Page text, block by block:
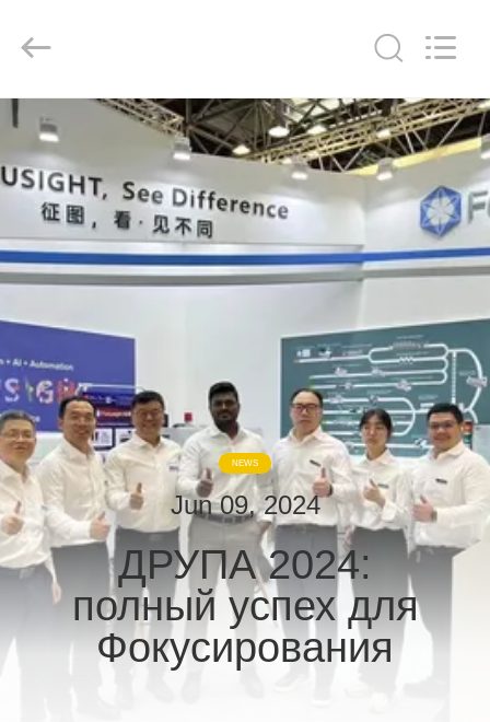
ДОМ
ПРОДУКТЫ
О
НАС
ПУТЕШЕСТВИЕ
ФАБРИКИ
ПРОВЕРКА
КАЧЕСТВА
СВЯЖИТЕСЬ
МЫ
НОВОСТИ
Co.,Ltd.
NEWS
Jun 09, 2024
ДРУПА 2024:
полный успех для
Фокусирования